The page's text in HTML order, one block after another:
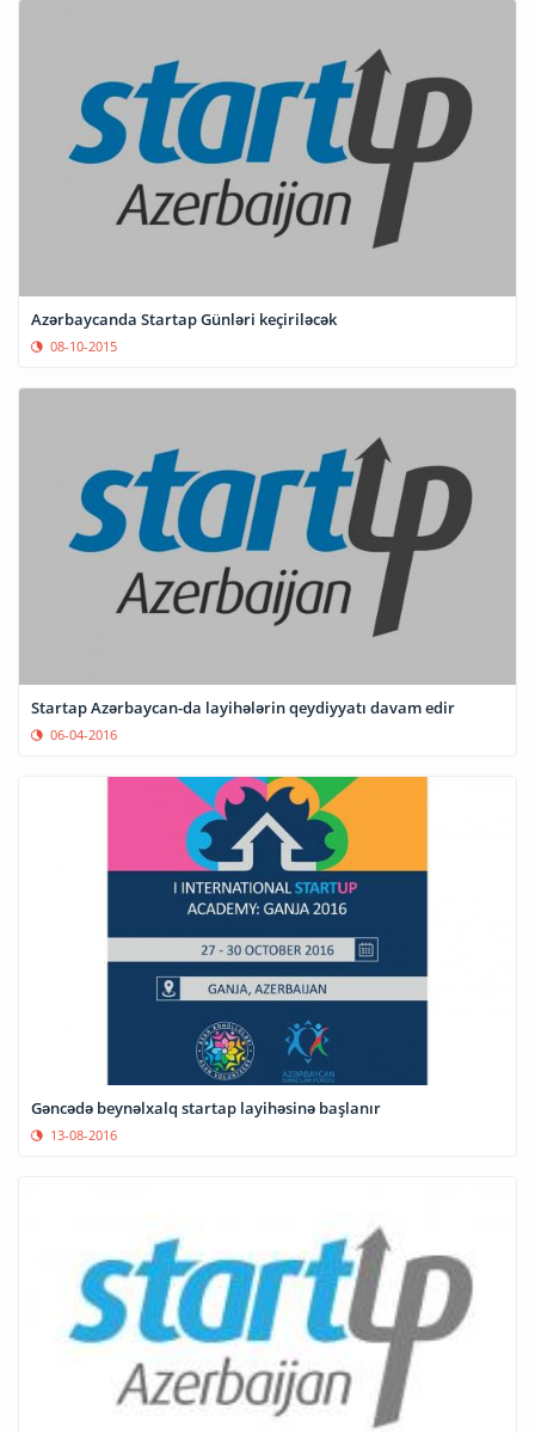
Azərbaycanda Startap Günləri keçiriləcək
08-10-2015
Startap Azərbaycan-da layihələrin qeydiyyatı davam edir
06-04-2016
Gəncədə beynəlxalq startap layihəsinə başlanır
13-08-2016